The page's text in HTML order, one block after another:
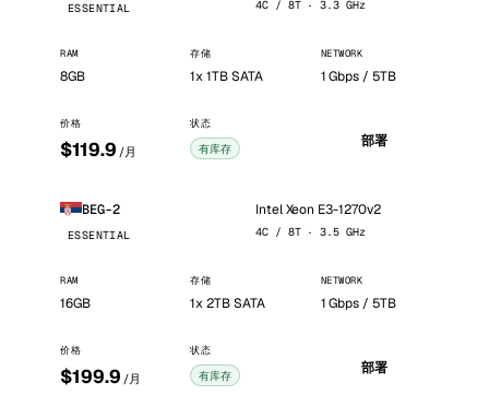
ESSENTIAL 4C / 8T · 3.3 GHz
RAM
8GB
存储
1x 1TB SATA
NETWORK
1 Gbps / 5TB
价格
$119.9 /月
状态
有库存 部署
BEG-2
ESSENTIAL
Intel Xeon E3-1270v2
4C / 8T · 3.5 GHz
RAM
16GB
存储
1x 2TB SATA
NETWORK
1 Gbps / 5TB
价格
$199.9 /月
状态
有库存 部署